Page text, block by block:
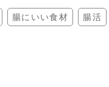
腸にいい食材 腸活